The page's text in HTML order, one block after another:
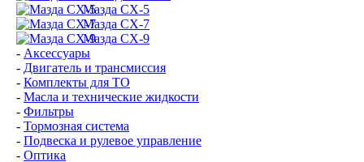
Мазда CX-5
Мазда CX-7
Мазда СХ-9
- Аксессуары
- Двигатель и трансмиссия
- Комплекты для ТО
- Масла и технические жидкости
- Фильтры
- Тормозная система
- Подвеска и рулевое управление
- Оптика